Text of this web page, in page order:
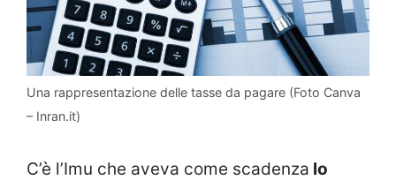
Una rappresentazione delle tasse da pagare (Foto Canva
– Inran.it)
C’è l’Imu che aveva come scadenza lo